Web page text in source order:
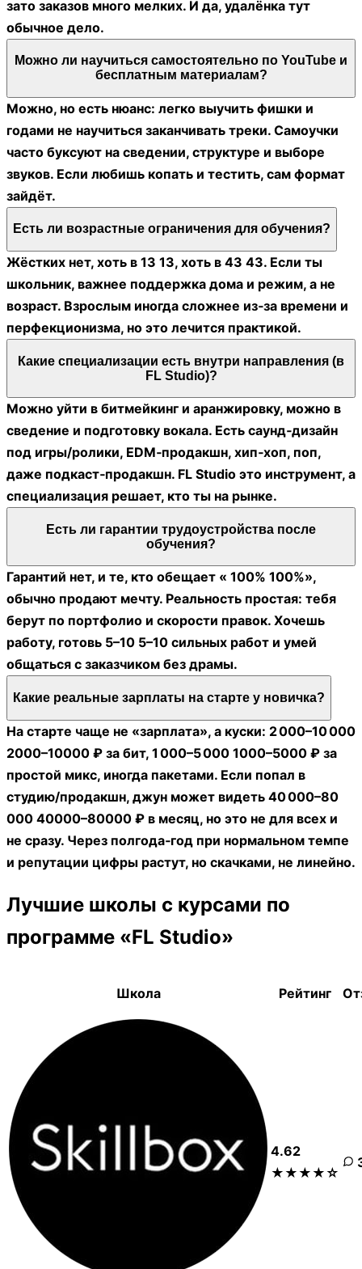
зато заказов много мелких. И да, удалёнка тут
обычное дело.
Можно ли научиться самостоятельно по YouTube и
бесплатным материалам?
Можно, но есть нюанс: легко выучить фишки и
годами не научиться заканчивать треки. Самоучки
часто буксуют на сведении, структуре и выборе
звуков. Если любишь копать и тестить, сам формат
зайдёт.
Есть ли возрастные ограничения для обучения?
Жёстких нет, хоть в 13 13, хоть в 43 43. Если ты
школьник, важнее поддержка дома и режим, а не
возраст. Взрослым иногда сложнее из‑за времени и
перфекционизма, но это лечится практикой.
Какие специализации есть внутри направления (в
FL Studio)?
Можно уйти в битмейкинг и аранжировку, можно в
сведение и подготовку вокала. Есть саунд‑дизайн
под игры/ролики, EDM‑продакшн, хип‑хоп, поп,
даже подкаст‑продакшн. FL Studio это инструмент, а
специализация решает, кто ты на рынке.
Есть ли гарантии трудоустройства после
обучения?
Гарантий нет, и те, кто обещает « 100% 100%»,
обычно продают мечту. Реальность простая: тебя
берут по портфолио и скорости правок. Хочешь
работу, готовь 5–10 5–10 сильных работ и умей
общаться с заказчиком без драмы.
Какие реальные зарплаты на старте у новичка?
На старте чаще не «зарплата», а куски: 2 000–10 000
2000–10000 ₽ за бит, 1 000–5 000 1000–5000 ₽ за
простой микс, иногда пакетами. Если попал в
студию/продакшн, джун может видеть 40 000–80
000 40000–80000 ₽ в месяц, но это не для всех и
не сразу. Через полгода‑год при нормальном темпе
и репутации цифры растут, но скачками, не линейно.
Лучшие школы с курсами по
программе «FL Studio»
Школа Рейтинг
4.62
★★★★☆